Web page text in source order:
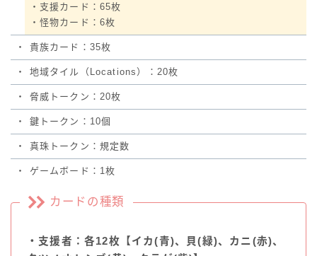
・支援カード：65枚
・怪物カード：6枚
・ 貴族カード：35枚
・ 地域タイル（Locations）：20枚
・ 脅威トークン：20枚
・ 鍵トークン：10個
・ 真珠トークン：規定数
・ ゲームボード：1枚
カードの種類
・支援者：各12枚【イカ(青)、貝(緑)、カニ(赤)、